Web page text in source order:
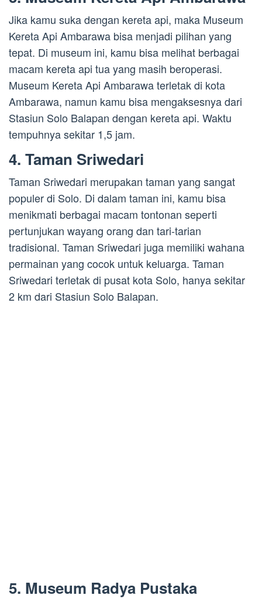
Jika kamu suka dengan kereta api, maka Museum
Kereta Api Ambarawa bisa menjadi pilihan yang
tepat. Di museum ini, kamu bisa melihat berbagai
macam kereta api tua yang masih beroperasi.
Museum Kereta Api Ambarawa terletak di kota
Ambarawa, namun kamu bisa mengaksesnya dari
Stasiun Solo Balapan dengan kereta api. Waktu
tempuhnya sekitar 1,5 jam.
4. Taman Sriwedari
Taman Sriwedari merupakan taman yang sangat
populer di Solo. Di dalam taman ini, kamu bisa
menikmati berbagai macam tontonan seperti
pertunjukan wayang orang dan tari-tarian
tradisional. Taman Sriwedari juga memiliki wahana
permainan yang cocok untuk keluarga. Taman
Sriwedari terletak di pusat kota Solo, hanya sekitar
2 km dari Stasiun Solo Balapan.
5. Museum Radya Pustaka